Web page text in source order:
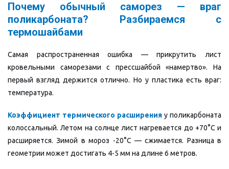
Почему обычный саморез — враг
поликарбоната? Разбираемся с
термошайбами
Самая распространенная ошибка — прикрутить лист
кровельными саморезами с прессшайбой «намертво». На
первый взгляд держится отлично. Но у пластика есть враг:
температура.
Коэффициент термического расширения у поликарбоната
колоссальный. Летом на солнце лист нагревается до +70°C и
расширяется. Зимой в мороз -20°C — сжимается. Разница в
геометрии может достигать 4-5 мм на длине 6 метров.